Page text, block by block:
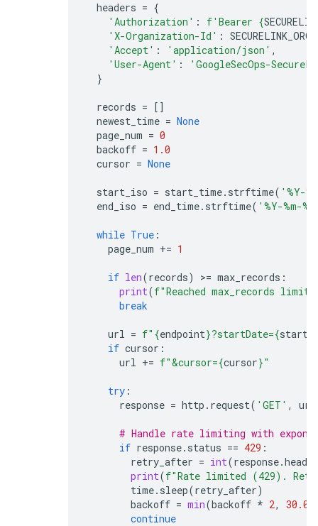
headers = {
'Authorization' : f'Bearer {
'X-Organization-Id' :
'Accept' : 'application/json' ,
'User-Agent' :
'GoogleSecOps-
}
records = []
newest_time = None
page_num = 0
backoff = 1.0
cursor = None
start_iso = start_time. strftime( '%Y-
end_iso = end_time. strftime( '%Y-%m-%d
while True :
page_num += 1
if len(records) >= max_records :
print(f"Reached max_records limit
break
url = f" {endpoint}?startDate={
if cursor :
url += f"&cursor={cursor}"
try :
response = http . request( 'GET' , url
# Handle rate limiting with
if response. status == 429 :
retry_after = int(response.
print(f"Rate limited (429).
time. sleep(retry_after)
backoff = min(backoff * 2, 30.0
continue